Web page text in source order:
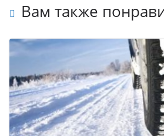
Вам также